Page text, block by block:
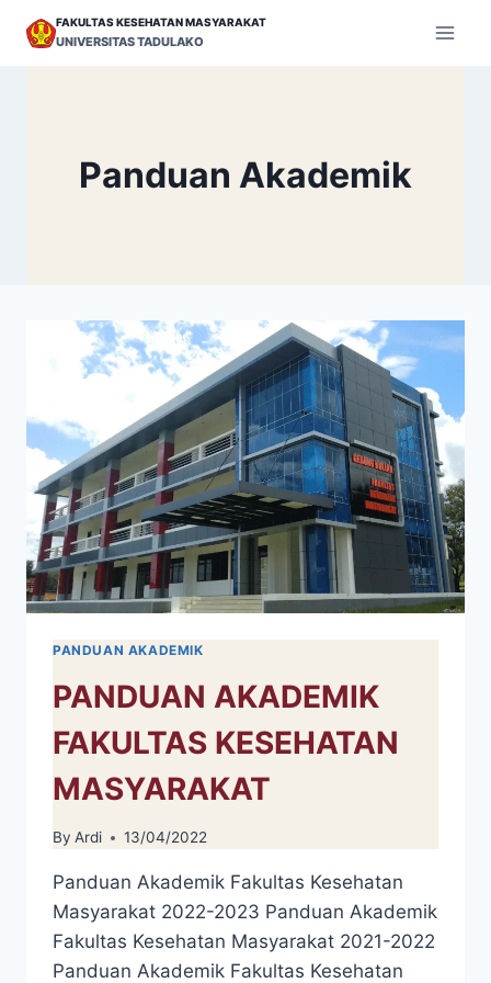
FAKULTAS KESEHATAN MASYARAKAT
UNIVERSITAS TADULAKO
Panduan Akademik
PANDUAN AKADEMIK
PANDUAN AKADEMIK
FAKULTAS KESEHATAN
MASYARAKAT
By Ardi 13/04/2022
Panduan Akademik Fakultas Kesehatan
Masyarakat 2022-2023 Panduan Akademik
Fakultas Kesehatan Masyarakat 2021-2022
Panduan Akademik Fakultas Kesehatan